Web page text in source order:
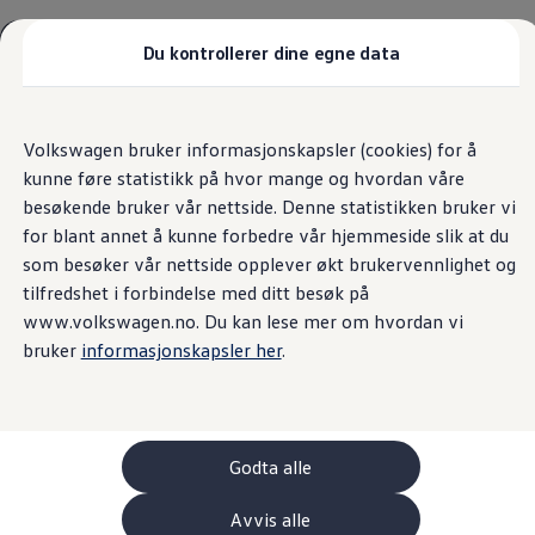
Du kontrollerer dine egne data
Volkswagen bruker informasjonskapsler (cookies) for å
kunne føre statistikk på hvor mange og hvordan våre
besøkende bruker vår nettside. Denne statistikken bruker vi
for blant annet å kunne forbedre vår hjemmeside slik at du
som besøker vår nettside opplever økt brukervennlighet og
tilfredshet i forbindelse med ditt besøk på
www.volkswagen.no. Du kan lese mer om hvordan vi
bruker informasjonskapsler her.
Godta alle
Avvis alle
hovedinnhold
til
footer
Tilbehør
ID. Buzz GTX Lang Varebil
Kampanjer
ID. Polo
ID.3
ID.3 Neo
ID.4
ID.7 Tourer
Våre varebiler
Prislister
Kampanjer
ID. Buzz Cargo
Lastsikring
Billån
Bilforsikring
Varebiler med firehjulstrekk
Proff leasing
Kundeløfter
Personvernerklæring)